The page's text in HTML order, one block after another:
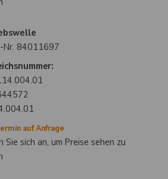
84011697
auf Anfrage
Sie sich an, um Preise sehen zu